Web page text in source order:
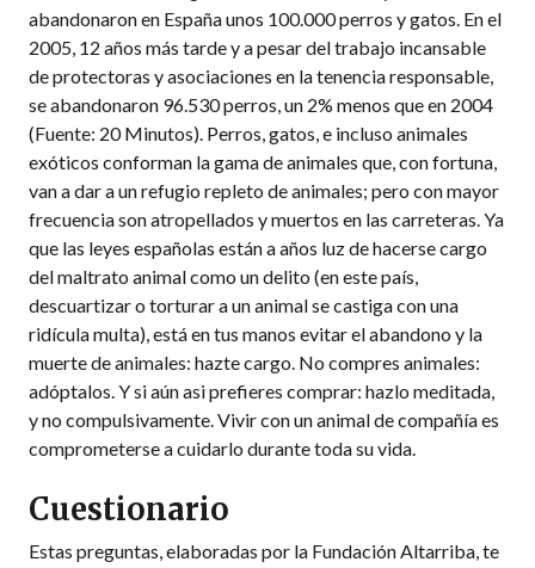
abandonaron en España unos 100.000 perros y gatos. En el
2005, 12 años más tarde y a pesar del trabajo incansable
de protectoras y asociaciones en la tenencia responsable,
se abandonaron 96.530 perros, un 2% menos que en 2004
(Fuente: 20 Minutos). Perros, gatos, e incluso animales
exóticos conforman la gama de animales que, con fortuna,
van a dar a un refugio repleto de animales; pero con mayor
frecuencia son atropellados y muertos en las carreteras. Ya
que las leyes españolas están a años luz de hacerse cargo
del maltrato animal como un delito (en este país,
descuartizar o torturar a un animal se castiga con una
ridícula multa), está en tus manos evitar el abandono y la
muerte de animales: hazte cargo. No compres animales:
adóptalos. Y si aún asi prefieres comprar: hazlo meditada,
y no compulsivamente. Vivir con un animal de compañía es
comprometerse a cuidarlo durante toda su vida.
Cuestionario
Estas preguntas, elaboradas por la Fundación Altarriba, te